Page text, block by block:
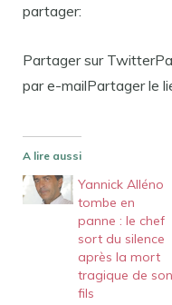
partager:
Partager sur
par e-mailPartager le
A lire aussi
Yannick Alléno
tombe en
panne : le chef
sort du silence
après la mort
tragique de son
fils